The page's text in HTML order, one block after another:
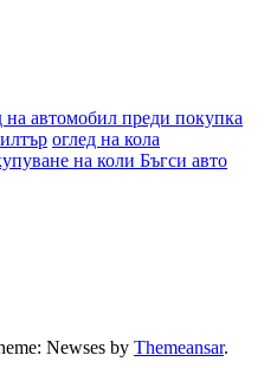
на автомобил преди покупка
оглед на кола
на коли Бъгси авто
Newses by Themeansar.